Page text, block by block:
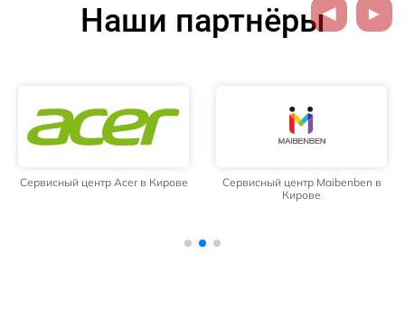
Наши партнёры
Сервисный центр Acer в Кирове
Сервисный центр Maibenben в
Кирове